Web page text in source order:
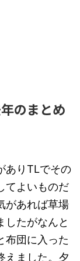
のまとめ
ありTLでその
てよいものだ
があれば草場
したがなんと
布団に入った
えました。夕